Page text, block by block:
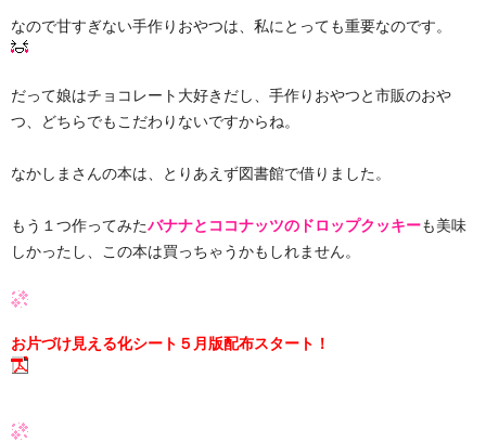
なので甘すぎない手作りおやつは、私にとっても重要なのです。
だって娘はチョコレート大好きだし、手作りおやつと市販のおや
つ、どちらでもこだわりないですからね。
なかしまさんの本は、とりあえず図書館で借りました。
もう１つ作ってみたバナナとココナッツのドロップクッキーも美味
しかったし、この本は買っちゃうかもしれません。
お片づけ見える化シート５月版配布スタート！